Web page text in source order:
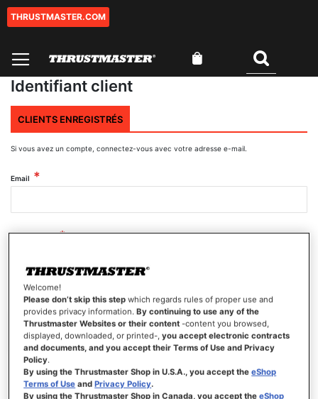
Aller
THRUSTMASTER.COM
Identifiant client
CLIENTS ENREGISTRÉS
Si vous avez un compte, connectez-vous avec votre adresse e-mail.
Email
Afficher le mot de passe
SE CONNECTER
Mot de passe oublié ?
Welcome!
Please don’t skip this step which regards rules of proper use and
provides privacy information.By continuing to use any of the
Thrustmaster Websites or their content -content you browsed,
displayed, downloaded, or printed-,you accept electronic contracts
and documents, and you accept their Terms of Use and Privacy
Policy.
By using the Thrustmaster Shop in U.S.A., you accept theeShop
Terms of Use andPrivacy Policy.
By using the Thrustmaster Shop in Canada, you accept theeShop